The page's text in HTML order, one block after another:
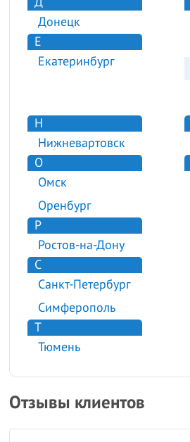
Донецк
Е
Екатеринбург
Н
Нижневартовск
О
Омск
Оренбург
Р
Ростов-на-Дону
С
Санкт-Петербург
Симферополь
Т
Тюмень
Отзывы клиентов